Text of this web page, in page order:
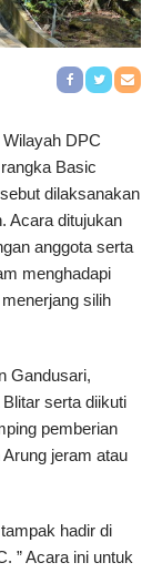
DPC
Basic
dilaksanakan
Acara ditujukan
anggota serta
menghadapi
silih
Gandusari,
serta diikuti
pemberian
jeram atau
hadir di
” Acara ini untuk